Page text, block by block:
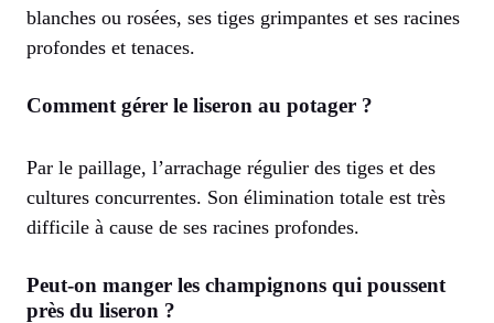
blanches ou rosées, ses tiges grimpantes et ses racines
profondes et tenaces.
Comment gérer le liseron au potager ?
Par le paillage, l’arrachage régulier des tiges et des
cultures concurrentes. Son élimination totale est très
difficile à cause de ses racines profondes.
Peut-on manger les champignons qui poussent
près du liseron ?